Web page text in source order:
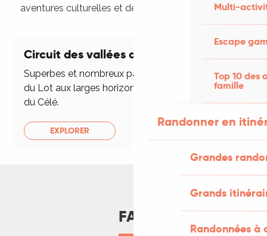
Multi-
Escape
Top 10 des
famille
Randonner en
Grandes
Grands
Randonnées
aventures culturelles et des rencontres inoubliables.
Circuit des vallées du Lot et du Célé
Superbes et nombreux panoramas sur la vallée
du Lot aux larges horizons et sur la secrète vallée
du Célé.
EXPLORER
FAQ